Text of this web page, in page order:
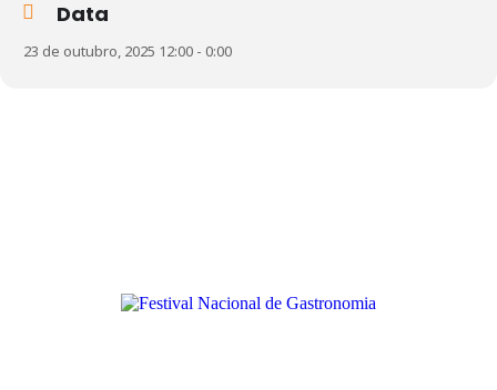
Data
23 de outubro, 2025 12:00 - 0:00